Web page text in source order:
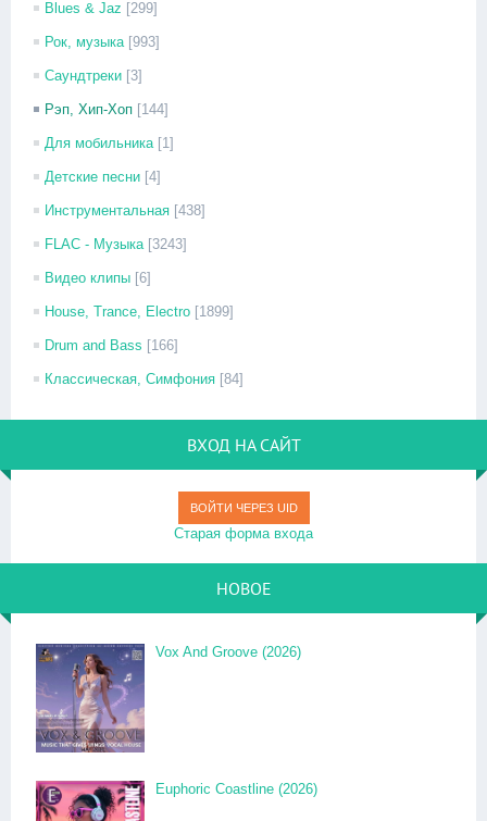
Blues & Jaz [299]
Рок, музыка [993]
Саундтреки [3]
Рэп, Хип-Хоп [144]
Для мобильника [1]
Детские песни [4]
Инструментальная [438]
FLAC - Музыка [3243]
Видео клипы [6]
House, Trance, Electro [1899]
Drum and Bass [166]
Классическая, Симфония [84]
ВХОД НА САЙТ
ВОЙТИ ЧЕРЕЗ UID
Старая форма входа
НОВОЕ
Vox And Groove (2026)
Euphoric Coastline (2026)